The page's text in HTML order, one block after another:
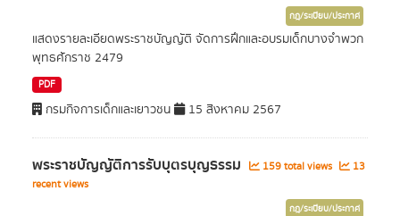
กฎ/ระเบียบ/ประกาศ
แสดงรายละเอียดพระราชบัญญัติ จัดการฝึกและอบรมเด็กบางจำพวก
พุทธศักราช 2479
PDF
กรมกิจการเด็กและเยาวชน 15 สิงหาคม 2567
พระราชบัญญัติการรับบุตรบุญธรรม 159 total views
13
recent views
กฎ/ระเบียบ/ประกาศ